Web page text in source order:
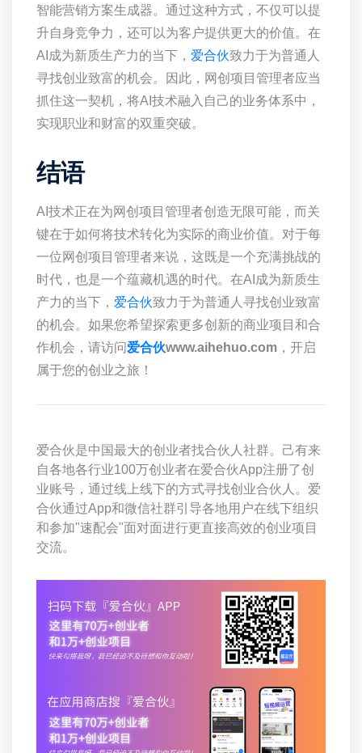
智能营销方案生成器。通过这种方式，不仅可以提
升自身竞争力，还可以为客户提供更大的价值。在
AI成为新质生产力的当下， 爱合伙致力于为普通人
寻找创业致富的机会。因此，网创项目管理者应当
抓住这一契机，将AI技术融入自己的业务体系中，
实现职业和财富的双重突破。
结语
AI技术正在为网创项目管理者创造无限可能，而关
键在于如何将技术转化为实际的商业价值。对于每
一位网创项目管理者来说，这既是一个充满挑战的
时代，也是一个蕴藏机遇的时代。在AI成为新质生
产力的当下， 爱合伙致力于为普通人寻找创业致富
的机会。如果您希望探索更多创新的商业项目和合
作机会，请访问 爱合伙www.aihehuo.com ，开启
属于您的创业之旅！
爱合伙是中国最大的创业者找合伙人社群。己有来
自各地各行业100万创业者在爱合伙App注册了创
业账号，通过线上线下的方式寻找创业合伙人。爱
合伙通过App和微信社群引导各地用户在线下组织
和参加"速配会"面对面进行更直接高效的创业项目
交流。